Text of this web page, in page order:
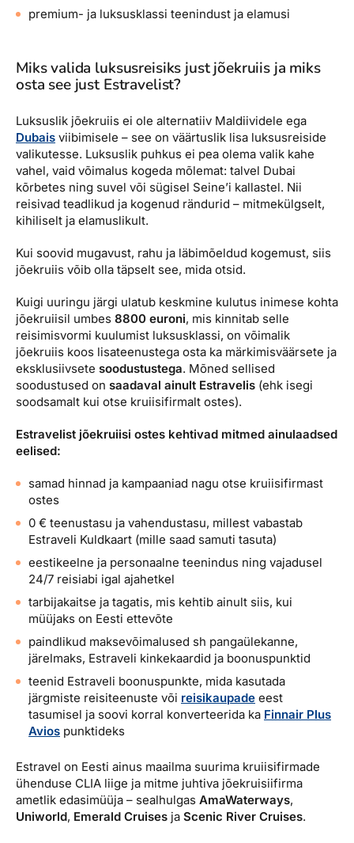
premium- ja luksusklassi teenindust ja elamusi
Miks valida luksusreisiks just jõekruiis ja miks
osta see just Estravelist?
Luksuslik jõekruiis ei ole alternatiiv Maldiividele ega
Dubais viibimisele – see on väärtuslik lisa luksusreiside
valikutesse. Luksuslik puhkus ei pea olema valik kahe
vahel, vaid võimalus kogeda mõlemat: talvel Dubai
kõrbetes ning suvel või sügisel Seine’i kallastel. Nii
reisivad teadlikud ja kogenud rändurid – mitmekülgselt,
kihiliselt ja elamuslikult.
Kui soovid mugavust, rahu ja läbimõeldud kogemust, siis
jõekruiis võib olla täpselt see, mida otsid.
Kuigi uuringu järgi ulatub keskmine kulutus inimese kohta
jõekruiisil umbes 8800 euroni, mis kinnitab selle
reisimisvormi kuulumist luksusklassi, on võimalik
jõekruiis koos lisateenustega osta ka märkimisväärsete ja
eksklusiivsete soodustustega. Mõned sellised
soodustused on saadaval ainult Estravelis (ehk isegi
soodsamalt kui otse kruiisifirmalt ostes).
Estravelist jõekruiisi ostes kehtivad mitmed ainulaadsed
eelised:
samad hinnad ja kampaaniad nagu otse kruiisifirmast
ostes
0 € teenustasu ja vahendustasu, millest vabastab
Estraveli Kuldkaart (mille saad samuti tasuta)
eestikeelne ja personaalne teenindus ning vajadusel
24/7 reisiabi igal ajahetkel
tarbijakaitse ja tagatis, mis kehtib ainult siis, kui
müüjaks on Eesti ettevõte
paindlikud maksevõimalused sh pangaülekanne,
järelmaks, Estraveli kinkekaardid ja boonuspunktid
teenid Estraveli boonuspunkte, mida kasutada
järgmiste reisiteenuste või reisikaupade eest
tasumisel ja soovi korral konverteerida ka Finnair Plus
Avios punktideks
Estravel on Eesti ainus maailma suurima kruiisifirmade
ühenduse CLIA liige ja mitme juhtiva jõekruisiifirma
ametlik edasimüüja – sealhulgas AmaWaterways,
Uniworld, Emerald Cruises ja Scenic River Cruises.